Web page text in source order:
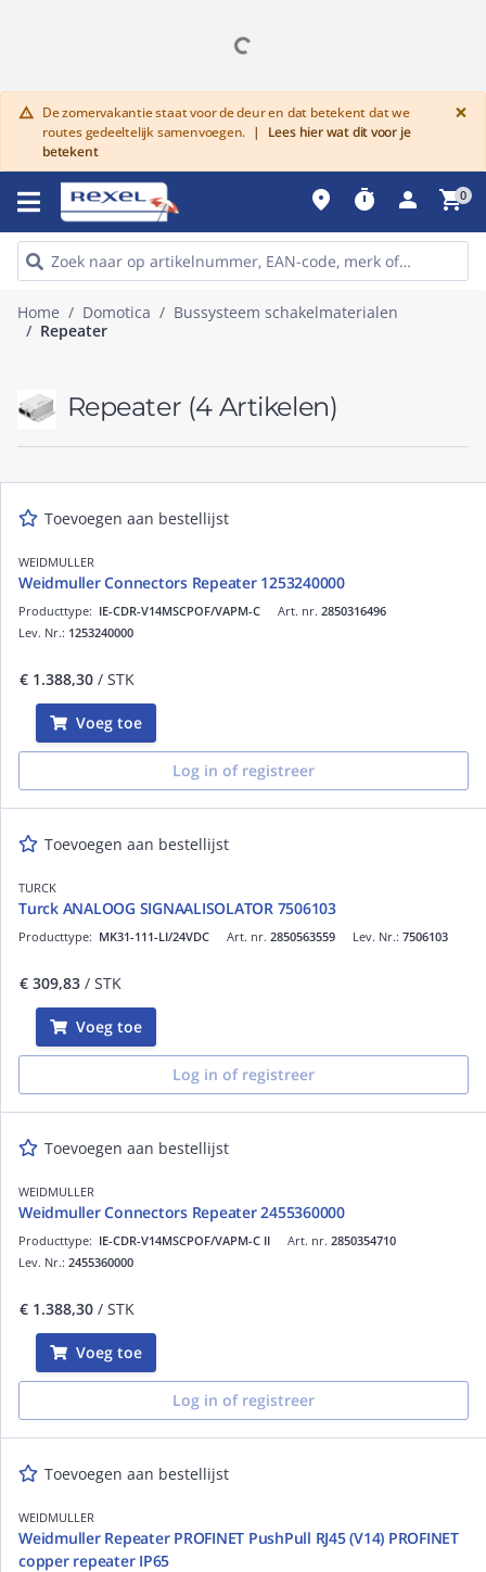
warning De zomervakantie staat voor de deur en dat betekent dat we
routes gedeeltelijk samenvoegen. |
Lees hier wat dit voor je
betekent
×
place timer person shopping_cart0
Home Domotica
Bussysteem schakelmaterialen
Repeater
Repeater (4 Artikelen)
Toevoegen aan bestellijst
WEIDMULLER
Weidmuller Connectors Repeater 1253240000
Art. nr. 2850316496
Producttype: IE-CDR-V14MSCPOF/VAPM-C
Lev. Nr.: 1253240000
€ 1.388,30 / STK
Voeg toe
Log in of registreer
Toevoegen aan bestellijst
TURCK
Turck ANALOOG SIGNAALISOLATOR 7506103
Art. nr. 2850563559
Producttype: MK31-111-LI/24VDC Lev. Nr.: 7506103
€ 309,83 / STK
Voeg toe
Log in of registreer
Toevoegen aan bestellijst
WEIDMULLER
Weidmuller Connectors Repeater 2455360000
Art. nr. 2850354710
Producttype: IE-CDR-V14MSCPOF/VAPM-C II
Lev. Nr.: 2455360000
€ 1.388,30 / STK
Voeg toe
Log in of registreer
Toevoegen aan bestellijst
WEIDMULLER
Weidmuller Repeater PROFINET PushPull RJ45 (V14) PROFINET
copper repeater IP65